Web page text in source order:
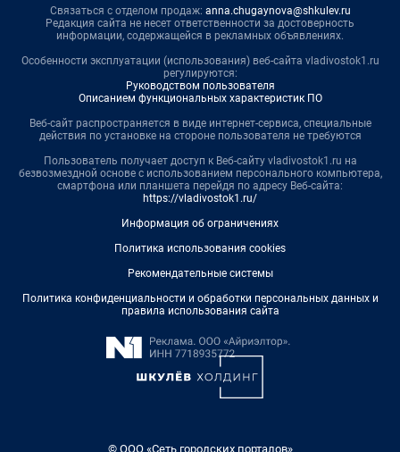
Связаться с отделом продаж: anna.chugaynova@shkulev.ru
Редакция сайта не несет ответственности за достоверность
информации, содержащейся в рекламных объявлениях.
Особенности эксплуатации (использования) веб-сайта vladivostok1.ru
регулируются:
Руководством пользователя
Описанием функциональных характеристик ПО
Веб-сайт распространяется в виде интернет-сервиса, специальные
действия по установке на стороне пользователя не требуются
Пользователь получает доступ к Веб-сайту vladivostok1.ru на
безвозмездной основе с использованием персонального компьютера,
смартфона или планшета перейдя по адресу Веб-сайта:
https://vladivostok1.ru/
Информация об ограничениях
Политика использования cookies
Рекомендательные системы
Политика конфиденциальности и обработки персональных данных и
правила использования сайта
© ООО «Сеть городских порталов»